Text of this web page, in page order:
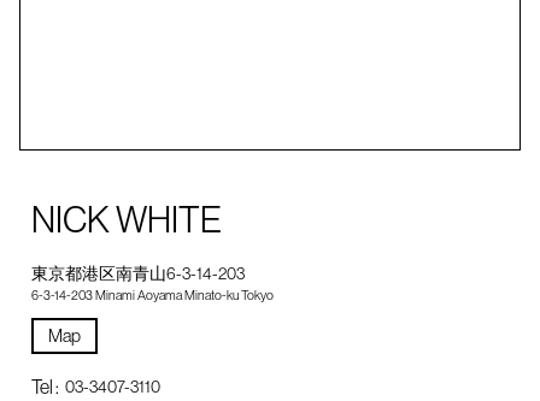
NICK WHITE
東京都港区南青山6-3-14-203
6-3-14-203 Minami Aoyama Minato-ku Tokyo
Map
Tel : 03-3407-3110